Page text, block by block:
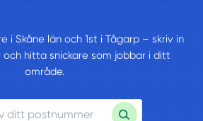
i Skåne län och 1st i Tågarp – skriv in
hitta snickare som jobbar i ditt
område.